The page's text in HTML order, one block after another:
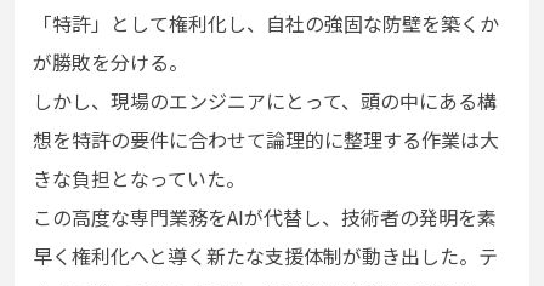
「特許」として権利化し、自社の強固な防壁を築くか
が勝敗を分ける。
しかし、現場のエンジニアにとって、頭の中にある構
想を特許の要件に合わせて論理的に整理する作業は大
きな負担となっていた。
この高度な専門業務をAIが代替し、技術者の発明を素
早く権利化へと導く新たな支援体制が動き出した。テ